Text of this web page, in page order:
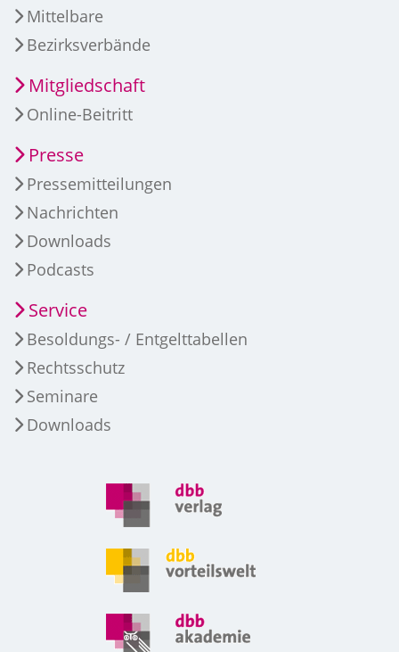
Mittelbare
Bezirksverbände
Mitgliedschaft
Online-Beitritt
Presse
Pressemitteilungen
Nachrichten
Downloads
Podcasts
Service
Besoldungs- / Entgelttabellen
Rechtsschutz
Seminare
Downloads